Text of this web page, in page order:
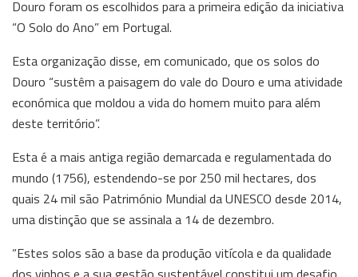
Douro foram os escolhidos para a primeira edição da iniciativa
“O Solo do Ano” em Portugal.
Esta organização disse, em comunicado, que os solos do
Douro “sustêm a paisagem do vale do Douro e uma atividade
económica que moldou a vida do homem muito para além
deste território”.
Esta é a mais antiga região demarcada e regulamentada do
mundo (1756), estendendo-se por 250 mil hectares, dos
quais 24 mil são Património Mundial da UNESCO desde 2014,
uma distinção que se assinala a 14 de dezembro.
“Estes solos são a base da produção vitícola e da qualidade